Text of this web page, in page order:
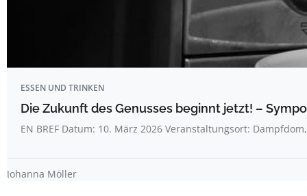
ESSEN UND TRINKEN
Die Zukunft des Genusses beginnt jetzt! –
EN BREF Datum: 10. März 2026 Veranstaltungsort:
Johanna Möller